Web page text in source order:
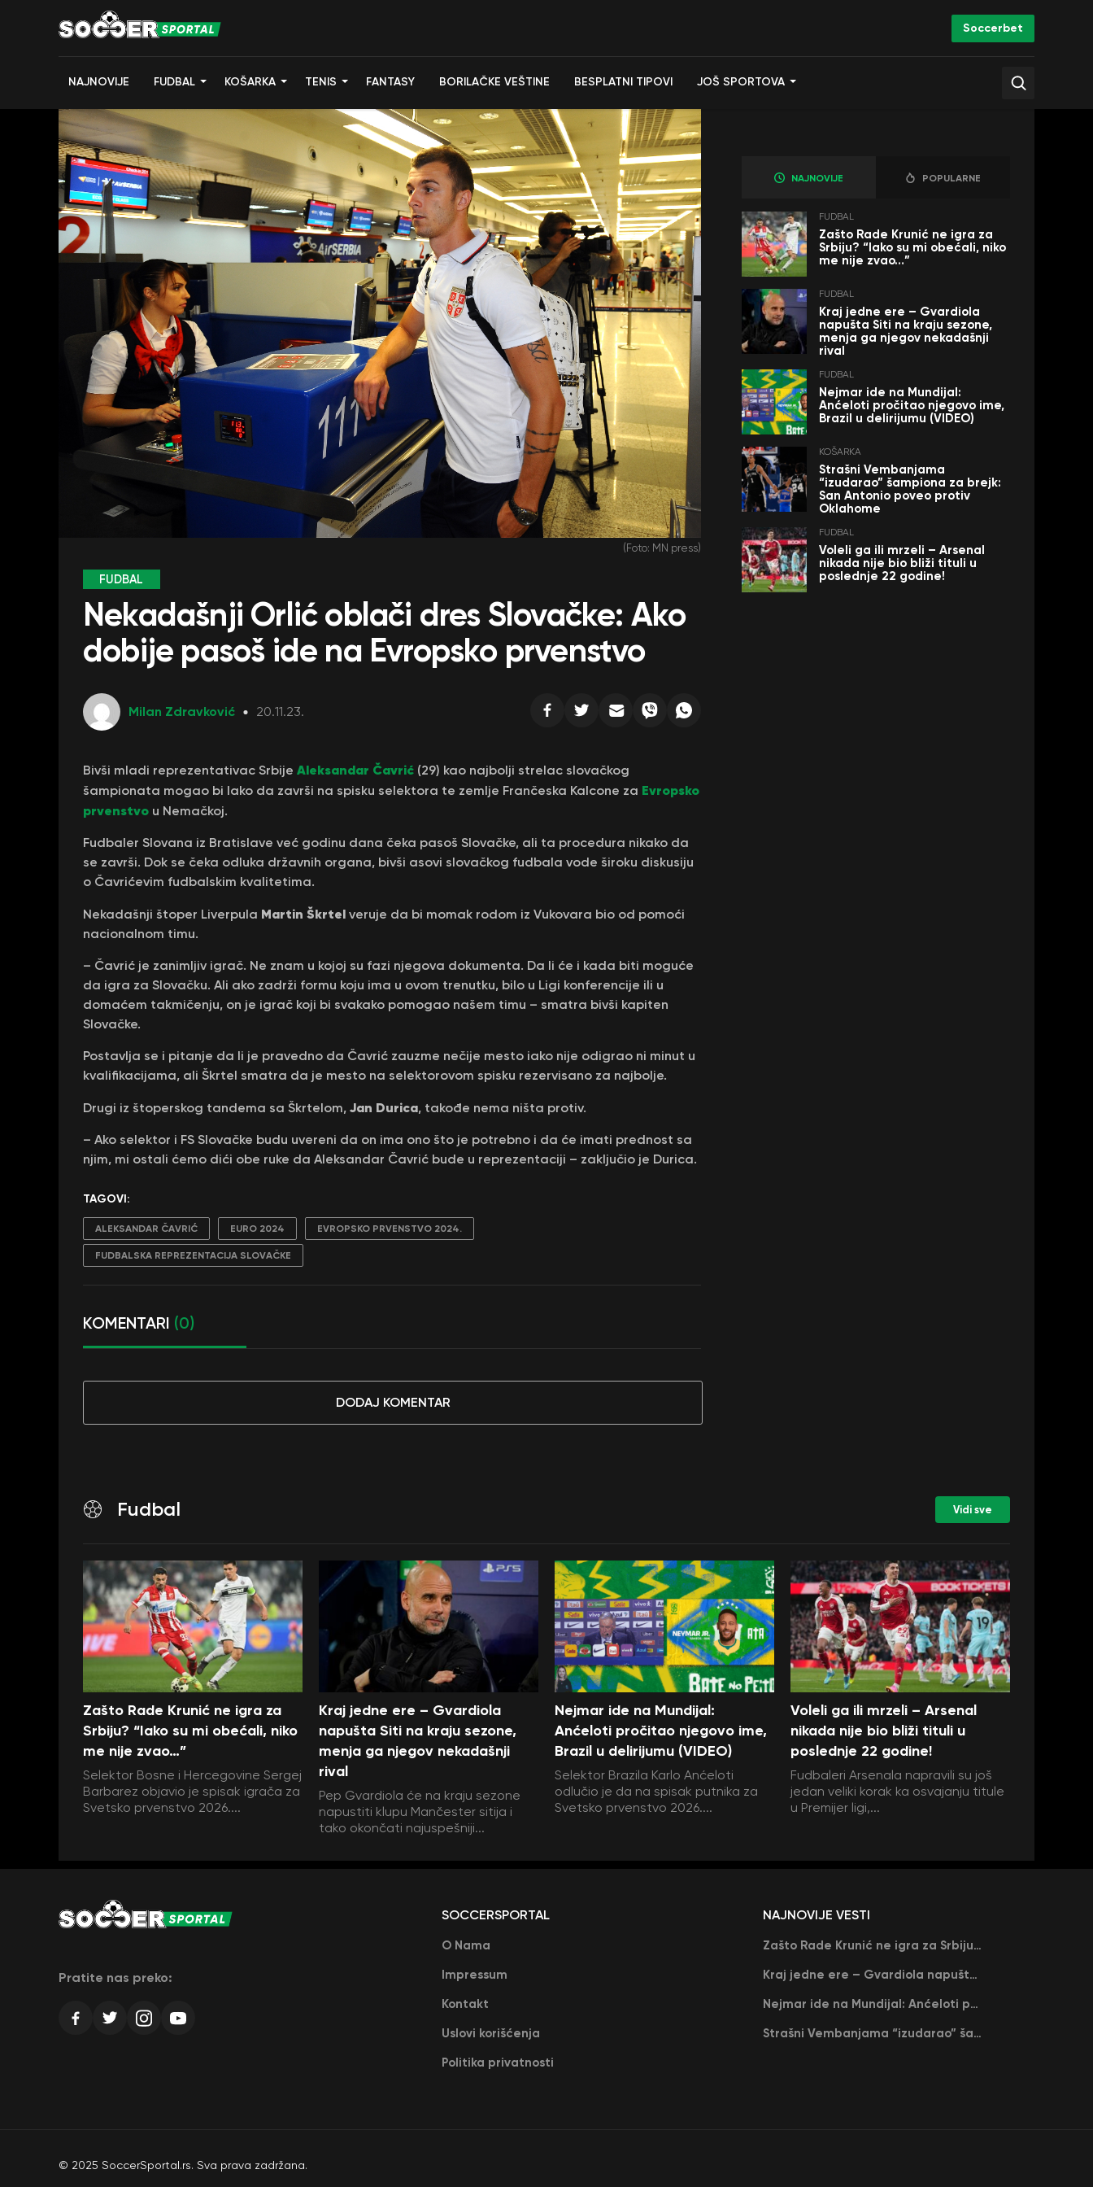
Soccerbet
NAJNOVIJE FUDBAL KOŠARKA TENIS FANTASY BORILAČKE VEŠTINE BESPLATNI TIPOVI JOŠ SPORTOVA
(Foto: MN press)
FUDBAL
Nekadašnji Orlić oblači dres Slovačke: Ako
dobije pasoš ide na Evropsko prvenstvo
Milan Zdravković 20.11.23.
Bivši mladi reprezentativac Srbije Aleksandar Čavrić (29) kao najbolji strelac slovačkog
šampionata mogao bi lako da završi na spisku selektora te zemlje Frančeska Kalcone za Evropsko
prvenstvo u Nemačkoj.
Fudbaler Slovana iz Bratislave već godinu dana čeka pasoš Slovačke, ali ta procedura nikako da
se završi. Dok se čeka odluka državnih organa, bivši asovi slovačkog fudbala vode široku diskusiju
o Čavrićevim fudbalskim kvalitetima.
Nekadašnji štoper Liverpula Martin Škrtel veruje da bi momak rodom iz Vukovara bio od pomoći
nacionalnom timu.
– Čavrić je zanimljiv igrač. Ne znam u kojoj su fazi njegova dokumenta. Da li će i kada biti moguće
da igra za Slovačku. Ali ako zadrži formu koju ima u ovom trenutku, bilo u Ligi konferencije ili u
domaćem takmičenju, on je igrač koji bi svakako pomogao našem timu – smatra bivši kapiten
Slovačke.
Postavlja se i pitanje da li je pravedno da Čavrić zauzme nečije mesto iako nije odigrao ni minut u
kvalifikacijama, ali Škrtel smatra da je mesto na selektorovom spisku rezervisano za najbolje.
Drugi iz štoperskog tandema sa Škrtelom, Jan Durica, takođe nema ništa protiv.
– Ako selektor i FS Slovačke budu uvereni da on ima ono što je potrebno i da će imati prednost sa
njim, mi ostali ćemo dići obe ruke da Aleksandar Čavrić bude u reprezentaciji – zaključio je Durica.
TAGOVI:
ALEKSANDAR ČAVRIĆ EURO 2024 EVROPSKO PRVENSTVO 2024.
FUDBALSKA REPREZENTACIJA SLOVAČKE
KOMENTARI (0)
DODAJ KOMENTAR
NAJNOVIJE POPULARNE
FUDBAL
Zašto Rade Krunić ne igra za
Srbiju? “Iako su mi obećali, niko
me nije zvao…”
FUDBAL
Kraj jedne ere – Gvardiola
napušta Siti na kraju sezone,
menja ga njegov nekadašnji
rival
FUDBAL
Nejmar ide na Mundijal:
Anćeloti pročitao njegovo ime,
Brazil u delirijumu (VIDEO)
KOŠARKA
Strašni Vembanjama
“izudarao” šampiona za brejk:
San Antonio poveo protiv
Oklahome
FUDBAL
Voleli ga ili mrzeli – Arsenal
nikada nije bio bliži tituli u
poslednje 22 godine!
Fudbal Vidi sve
Zašto Rade Krunić ne igra za
Srbiju? “Iako su mi obećali, niko
me nije zvao…”
Selektor Bosne i Hercegovine Sergej
Barbarez objavio je spisak igrača za
Svetsko prvenstvo 2026....
Kraj jedne ere – Gvardiola
napušta Siti na kraju sezone,
menja ga njegov nekadašnji
rival
Pep Gvardiola će na kraju sezone
napustiti klupu Mančester sitija i
tako okončati najuspešniji...
Nejmar ide na Mundijal:
Anćeloti pročitao njegovo ime,
Brazil u delirijumu (VIDEO)
Selektor Brazila Karlo Anćeloti
odlučio je da na spisak putnika za
Svetsko prvenstvo 2026....
Voleli ga ili mrzeli – Arsenal
nikada nije bio bliži tituli u
poslednje 22 godine!
Fudbaleri Arsenala napravili su još
jedan veliki korak ka osvajanju titule
u Premijer ligi,...
Pratite nas preko:
SOCCERSPORTAL
O Nama
Impressum
Kontakt
Uslovi korišćenja
Politika privatnosti
NAJNOVIJE VESTI
Zašto Rade Krunić ne igra za Srbiju? “Iako su mi obećali, niko me nije zvao…”
Kraj jedne ere – Gvardiola napušta Siti na kraju sezone, menja ga njegov nekadašnji rival
Nejmar ide na Mundijal: Anćeloti pročitao njegovo ime, Brazil u delirijumu (VIDEO)
Strašni Vembanjama “izudarao” šampiona za brejk: San Antonio poveo protiv Oklahome
© 2025 SoccerSportal.rs. Sva prava zadržana.